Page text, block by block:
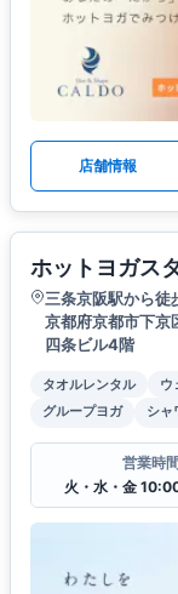
店舗情報
ホットヨガス
三条京阪駅から徒
京都府京都市下京
四条ビル4階
タオルレンタル ウ
グループヨガ
シャ
営業時間
火・水・金